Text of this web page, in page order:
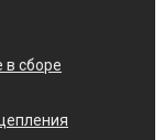
в сборе